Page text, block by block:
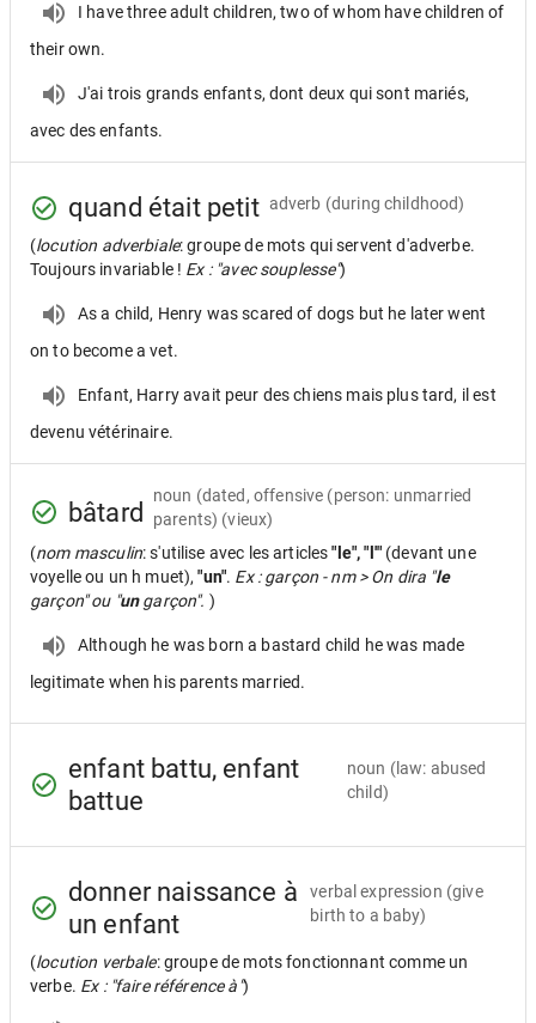
I have three adult children, two of whom have children of
their own.
J'ai trois grands enfants, dont deux qui sont mariés,
avec des enfants.
quand était petit adverb (during childhood)
(locution adverbiale: groupe de mots qui servent d'adverbe.
Toujours invariable ! Ex : "avec souplesse")
As a child, Henry was scared of dogs but he later went
on to become a vet.
Enfant, Harry avait peur des chiens mais plus tard, il est
devenu vétérinaire.
bâtard
noun (dated, offensive (person: unmarried
parents) (vieux)
(nom masculin: s'utilise avec les articles"le", "l'" (devant une
voyelle ou un h muet),"un". Ex : garçon - nm > On dira "le
garçon" ou "ungarçon". )
Although he was born a bastard child he was made
legitimate when his parents married.
enfant battu, enfant
battue
noun (law: abused
child)
donner naissance à
un enfant
verbal expression (give
birth to a baby)
(locution verbale: groupe de mots fonctionnant comme un
verbe. Ex : "faire référence à")